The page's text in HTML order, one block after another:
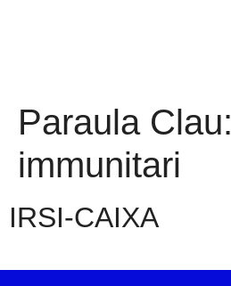
Paraula Clau:
immunitari
IRSI-CAIXA